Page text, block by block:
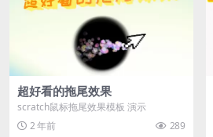
超好看的拖尾效果
scratch鼠标拖尾效果模板 演示
2 年前
289